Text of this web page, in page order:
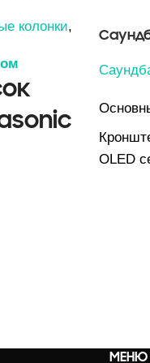
колонки,
OLED
МЕНЮ